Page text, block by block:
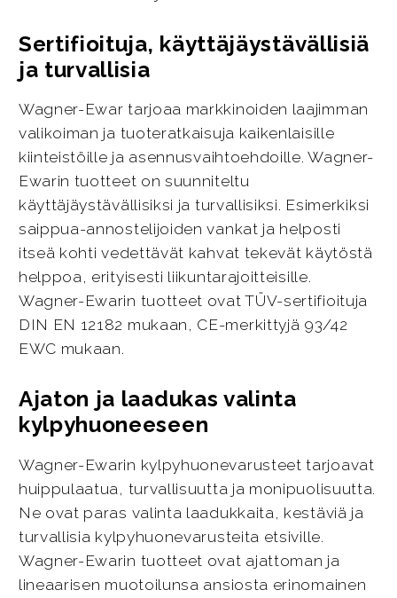
Sertifioituja, käyttäjäystävällisiä
ja turvallisia
Wagner-Ewar tarjoaa markkinoiden laajimman
valikoiman ja tuoteratkaisuja kaikenlaisille
kiinteistöille ja asennusvaihtoehdoille. Wagner-
Ewarin tuotteet on suunniteltu
käyttäjäystävällisiksi ja turvallisiksi. Esimerkiksi
saippua-annostelijoiden vankat ja helposti
itseä kohti vedettävät kahvat tekevät käytöstä
helppoa, erityisesti liikuntarajoitteisille.
Wagner-Ewarin tuotteet ovat TÜV-sertifioituja
DIN EN 12182 mukaan, CE-merkittyjä 93/42
EWC mukaan.
Ajaton ja laadukas valinta
kylpyhuoneeseen
Wagner-Ewarin kylpyhuonevarusteet tarjoavat
huippulaatua, turvallisuutta ja monipuolisuutta.
Ne ovat paras valinta laadukkaita, kestäviä ja
turvallisia kylpyhuonevarusteita etsiville.
Wagner-Ewarin tuotteet ovat ajattoman ja
lineaarisen muotoilunsa ansiosta erinomainen